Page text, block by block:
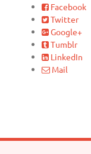
Facebook
Twitter
Google+
Tumblr
LinkedIn
Mail